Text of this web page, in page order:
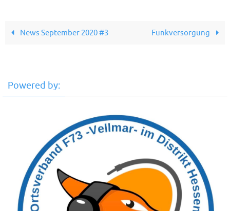
News September 2020 #3 Funkversorgung
Powered by: